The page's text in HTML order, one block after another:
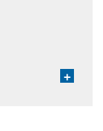
+